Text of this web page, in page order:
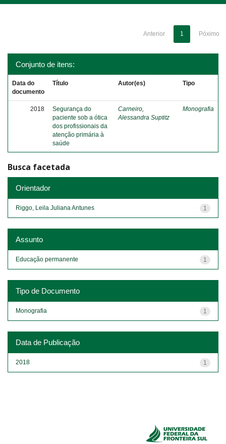
Anterior 1 Póximo
Conjunto de itens:
Data do
documento
Título Autor(es) Tipo
2018
Segurança do
paciente sob a ótica
dos profissionais da
atenção primária à
saúde
Carneiro,
Alessandra Suptitz
Monografia
Busca facetada
Orientador
1
Riggo, Leila Juliana Antunes
Assunto
1
Educação permanente
Tipo de Documento
1
Monografia
Data de Publicação
1
2018